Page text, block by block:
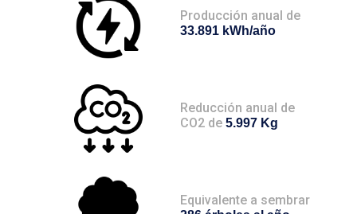
Producción anual de
33.891 kWh/año
Reducción anual de
CO2 de 5.997 Kg
Equivalente a sembrar